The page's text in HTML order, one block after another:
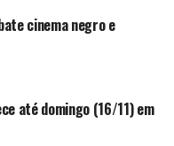
cinema negro e
até domingo (16/11) em